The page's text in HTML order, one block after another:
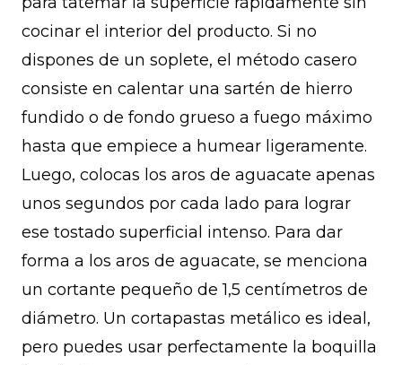
cocinar el interior del producto. Si no
dispones de un soplete, el método casero
consiste en calentar una sartén de hierro
fundido o de fondo grueso a fuego máximo
hasta que empiece a humear ligeramente.
Luego, colocas los aros de aguacate apenas
unos segundos por cada lado para lograr
ese tostado superficial intenso. Para dar
forma a los aros de aguacate, se menciona
un cortante pequeño de 1,5 centímetros de
diámetro. Un cortapastas metálico es ideal,
pero puedes usar perfectamente la boquilla